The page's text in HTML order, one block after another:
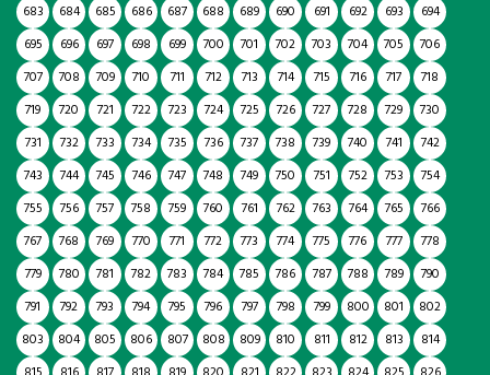
683
684 685 686 687 688 689 690 691 692 693
694
695
696 697 698 699 700 701 702 703 704 705
706
707
708 709 710 711 712 713 714 715 716 717
718
719
720 721 722 723 724 725 726 727 728 729
730
731
732 733 734 735 736 737 738 739 740 741
742
743
744 745 746 747 748 749 750 751 752 753
754
755
756 757 758 759 760 761 762 763 764 765
766
767
768 769 770 771 772 773 774 775 776 777
778
779
780 781 782 783 784 785 786 787 788 789
790
791
792 793 794 795 796 797 798 799 800 801
802
803
804 805 806 807 808 809 810 811 812 813
814